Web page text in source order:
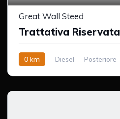
Great Wall Steed
Trattativa Riservata
0 km Diesel Posteriore